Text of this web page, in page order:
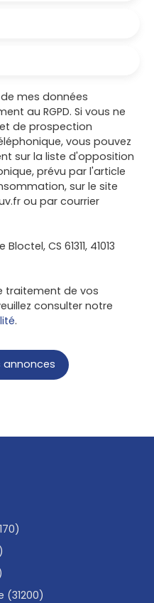
mes données
au RGPD. Si vous ne
de prospection
vous pouvez
sur la liste d'opposition
prévu par l'article
sur le site
ou par courrier
CS 61311, 41013
traitement de vos
consulter notre
.
annonces